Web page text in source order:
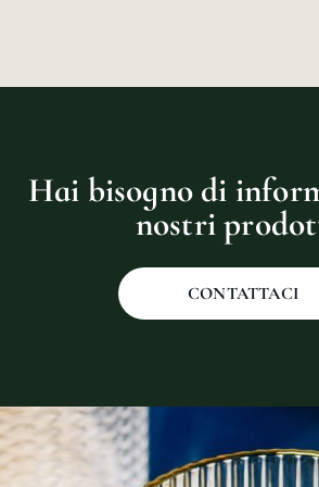
Hai bisogno di
nostri
CONTATTACI